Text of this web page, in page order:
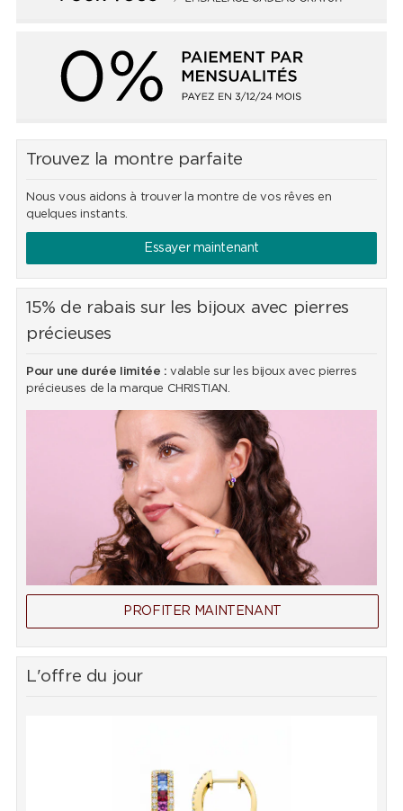
Trouvez la montre parfaite
Nous vous aidons à trouver la montre de vos rêves en
quelques instants.
Essayer maintenant
15% de rabais sur les bijoux avec pierres
précieuses
Pour une durée limitée : valable sur les bijoux avec pierres
précieuses de la marque CHRISTIAN.
PROFITER MAINTENANT
L'offre du jour